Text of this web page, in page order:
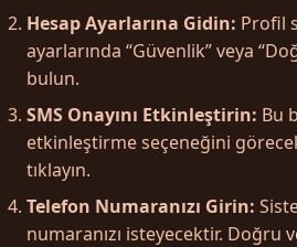
Hesap Ayarlarına Gidin: Profil
ayarlarında “Güvenlik” veya
bulun.
SMS Onayını Etkinleştirin: Bu
etkinleştirme seçeneğini
tıklayın.
Telefon Numaranızı Girin:
numaranızı isteyecektir. Doğru